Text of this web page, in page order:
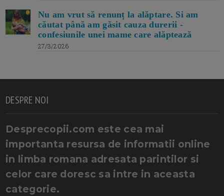
Nu am vrut să renunț la alăptare. Si am
căutat până am găsit cauza durerii -
confesiunile unei mame care alăptează
27/3/2026
DESPRE NOI
Desprecopii.com este cea mai
importanta resursa de informatii online
in limba romana adresata parintilor si
celor care doresc sa intre in aceasta
categorie.